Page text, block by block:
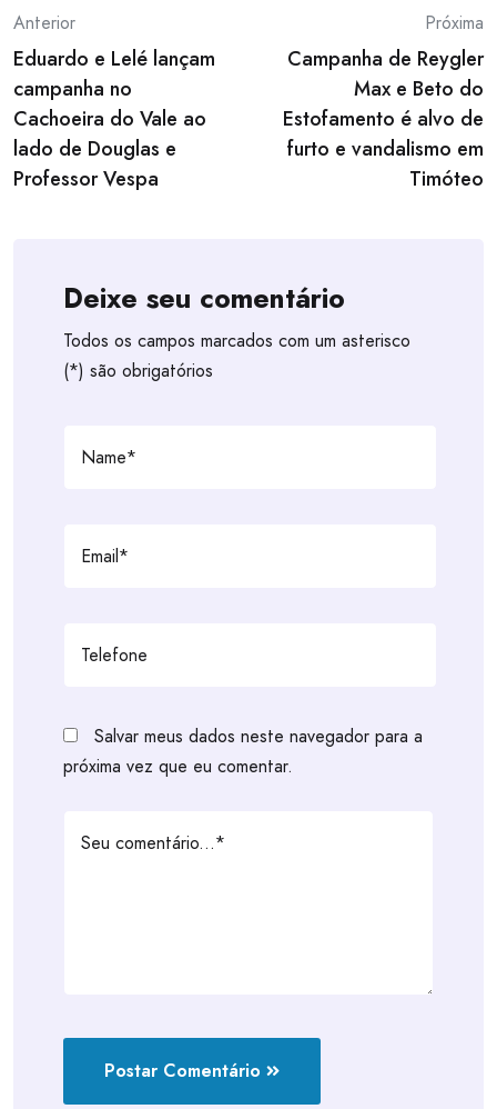
Post
navigation
Anterior
Eduardo e Lelé lançam
campanha no
Cachoeira do Vale ao
lado de Douglas e
Professor Vespa
Próxima
Campanha de Reygler
Max e Beto do
Estofamento é alvo de
furto e vandalismo em
Timóteo
Deixe seu comentário
Todos os campos marcados com um asterisco
(*) são obrigatórios
Salvar meus dados neste navegador para a
próxima vez que eu comentar.
Postar Comentário